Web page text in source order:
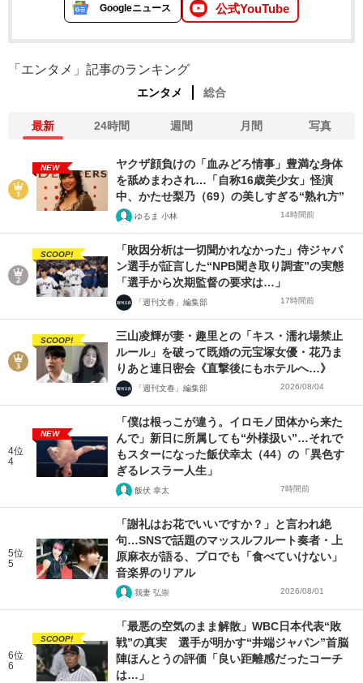
Googleニュース 公式YouTube
「エンタメ」記事のランキング
エンタメ 総合
最新 24時間 週間 月間 写真
NEW
ヤクザ顔負けの「血みどろ情事」豊満な身体
を舐めまわされ…「自称16歳美少女」怪演
中、かたせ梨乃（69）の美しすぎる“熟れ方”
ゆるま 小林 14時間前
SCOOP!
「敗因分析は一切聞かれなかった」侍ジャパ
ン選手が証言した“NPB聞き取り調査”の実態
「選手から次期監督の要求は…」
「週刊文春」編集部 17時間前
SCOOP!
三山凌輝が妻・趣里との「キス・濡れ場禁止
ルール」を破って既婚の元宝塚女優・花乃ま
りあと連日密会《直撃後にもホテルへ…》
「週刊文春」編集部 2026/08/04
4位
4
NEW
「僕は根っこが違う。イロモノ団体から来た
んで」新日に所属しても“外様扱い”…それで
もスターになった飯伏幸太（44）の「異色す
ぎるレスラー人生」
飯伏 幸太 7時間前
5位
5
「謝礼はお花でいいですか？」と言われ絶
句…SNSで話題のマッスルフルート奏者・上
原麻衣が語る、プロでも「食べていけない」
音楽界のリアル
我妻 弘崇 2026/08/01
6位
6
SCOOP!
「最悪の空気のまま解散」WBC日本代表“敗
戦”の真実 選手が明かす“井端ジャパン”首脳
陣ほんとうの評価「良い距離感だったコーチ
は…」